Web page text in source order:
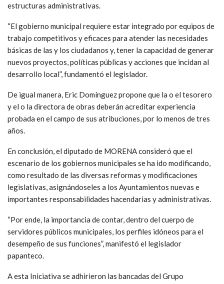
estructuras administrativas.
“El gobierno municipal requiere estar integrado por equipos de
trabajo competitivos y eficaces para atender las necesidades
básicas de las y los ciudadanos y, tener la capacidad de generar
nuevos proyectos, políticas públicas y acciones que incidan al
desarrollo local”, fundamentó el legislador.
De igual manera, Eric Domínguez propone que la o el tesorero
y el o la directora de obras deberán acreditar experiencia
probada en el campo de sus atribuciones, por lo menos de tres
años.
En conclusión, el diputado de MORENA consideró que el
escenario de los gobiernos municipales se ha ido modificando,
como resultado de las diversas reformas y modificaciones
legislativas, asignándoseles a los Ayuntamientos nuevas e
importantes responsabilidades hacendarias y administrativas.
“Por ende, la importancia de contar, dentro del cuerpo de
servidores públicos municipales, los perfiles idóneos para el
desempeño de sus funciones”, manifestó el legislador
papanteco.
A esta Iniciativa se adhirieron las bancadas del Grupo